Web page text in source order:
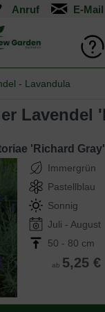
Anruf
- Lavandula
'Richard Gray'
Immergrün
Pastellblau
Sonnig
Juli - August
50 - 80 cm
ab 5,25 €